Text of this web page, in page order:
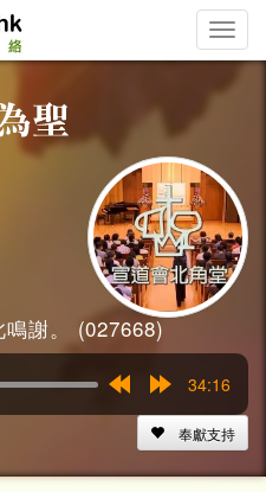
Toggle
鳴謝。 (027668)
15s
34:16
奉獻支持